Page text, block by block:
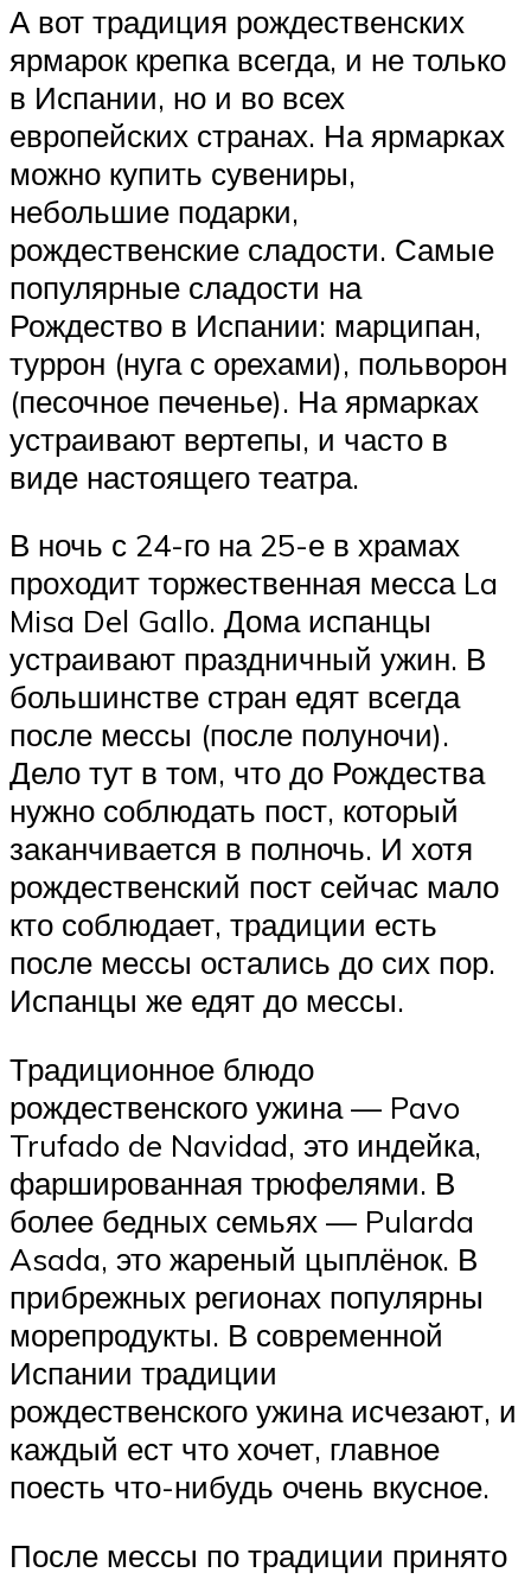
А вот традиция рождественских
ярмарок крепка всегда, и не только
в Испании, но и во всех
европейских странах. На ярмарках
можно купить сувениры,
небольшие подарки,
рождественские сладости. Самые
популярные сладости на
Рождество в Испании: марципан,
туррон (нуга с орехами), польворон
(песочное печенье). На ярмарках
устраивают вертепы, и часто в
виде настоящего театра.
В ночь с 24-го на 25-е в храмах
проходит торжественная месса La
Misa Del Gallo. Дома испанцы
устраивают праздничный ужин. В
большинстве стран едят всегда
после мессы (после полуночи).
Дело тут в том, что до Рождества
нужно соблюдать пост, который
заканчивается в полночь. И хотя
рождественский пост сейчас мало
кто соблюдает, традиции есть
после мессы остались до сих пор.
Испанцы же едят до мессы.
Традиционное блюдо
рождественского ужина — Pavo
Trufado de Navidad, это индейка,
фаршированная трюфелями. В
более бедных семьях — Pularda
Asada, это жареный цыплёнок. В
прибрежных регионах популярны
морепродукты. В современной
Испании традиции
рождественского ужина исчезают, и
каждый ест что хочет, главное
поесть что-нибудь очень вкусное.
После мессы по традиции принято